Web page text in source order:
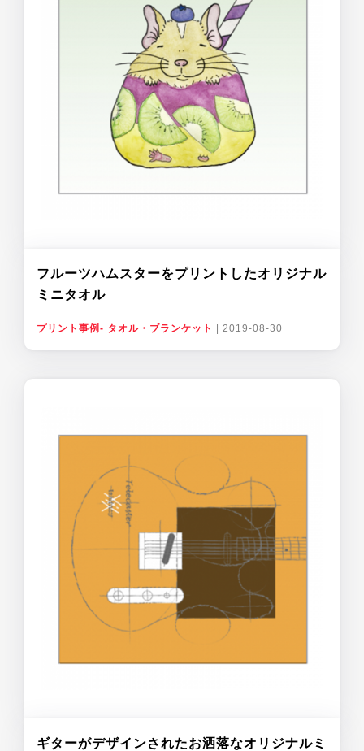
フルーツハムスターをプリントしたオリジナル
ミニタオル
プリント事例- タオル・ブランケット 2019-08-30
ギターがデザインされたお洒落なオリジナルミ